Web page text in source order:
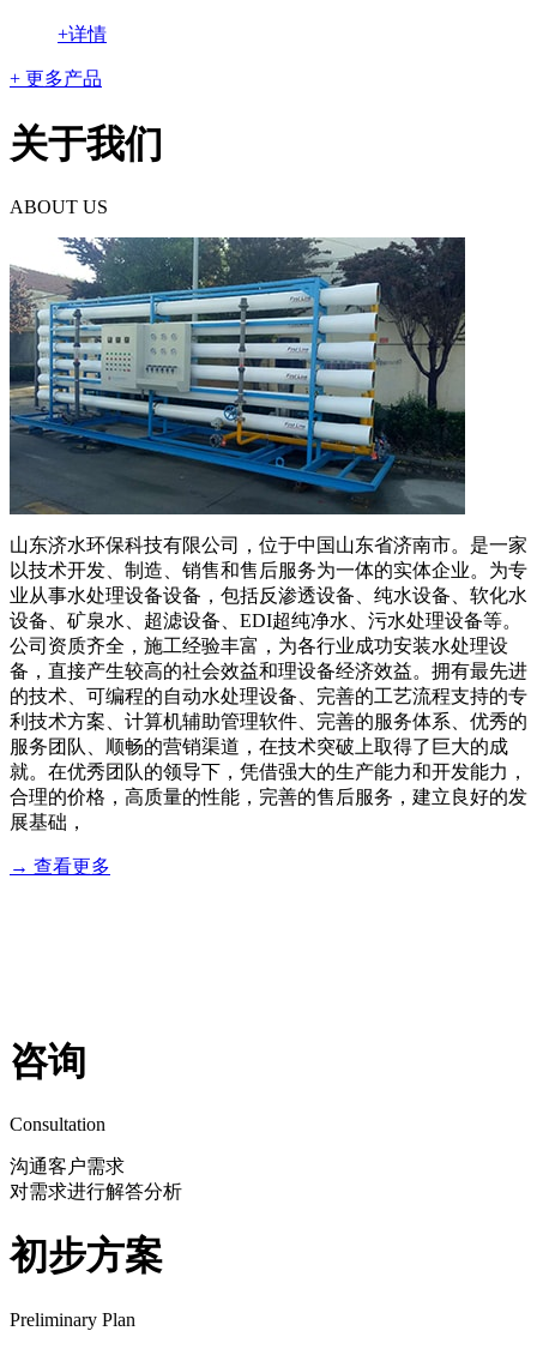
+详情
+ 更多产品
关于我们
ABOUT US
山东济水环保科技有限公司，位于中国山东省济南市。是一家
以技术开发、制造、销售和售后服务为一体的实体企业。为专
业从事水处理设备设备，包括反渗透设备、纯水设备、软化水
设备、矿泉水、超滤设备、EDI超纯净水、污水处理设备等。
公司资质齐全，施工经验丰富，为各行业成功安装水处理设
备，直接产生较高的社会效益和理设备经济效益。拥有最先进
的技术、可编程的自动水处理设备、完善的工艺流程支持的专
利技术方案、计算机辅助管理软件、完善的服务体系、优秀的
服务团队、顺畅的营销渠道，在技术突破上取得了巨大的成
就。在优秀团队的领导下，凭借强大的生产能力和开发能力，
合理的价格，高质量的性能，完善的售后服务，建立良好的发
展基础，
→ 查看更多
咨询
Consultation
沟通客户需求
对需求进行解答分析
初步方案
Preliminary Plan